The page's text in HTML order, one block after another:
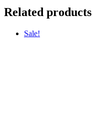
Related products
Sale!